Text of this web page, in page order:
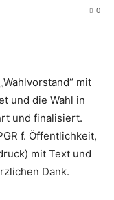
0
mit
und die Wahl in
und finalisiert.
f. Öffentlichkeit,
mit Text und
Dank.